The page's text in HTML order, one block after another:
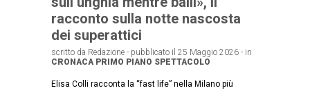
racconto sulla notte nascosta
dei superattici
scritto da Redazione - pubblicato il 25 Maggio 2026 - in
CRONACA PRIMO PIANO SPETTACOLO
Elisa Colli racconta la “fast life” nella Milano più